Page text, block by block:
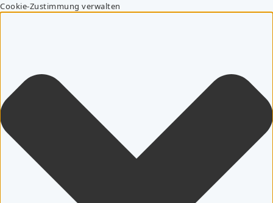
Cookie-Zustimmung verwalten